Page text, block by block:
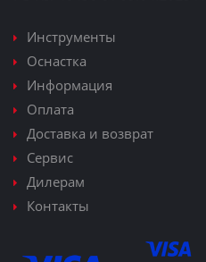
Инструменты
Оснастка
Информация
Оплата
Доставка и возврат
Сервис
Дилерам
Контакты